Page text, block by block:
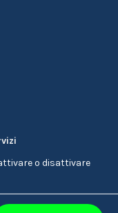
o disattivare